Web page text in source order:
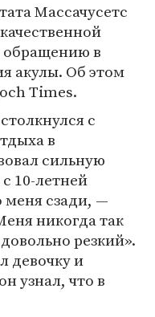
Массачусетс
обращению в
акулы. Об этом
Times.
с
в
сильную
10-летней
меня сзади, —
никогда так
резкий».
девочку и
узнал, что в